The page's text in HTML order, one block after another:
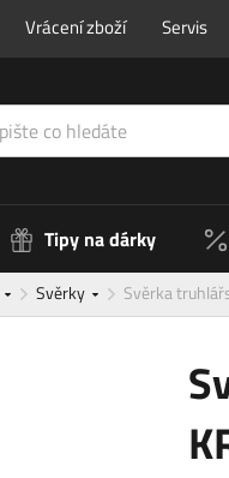
Vrácení zboží Servis
Tipy na dárky
Svěrky Svěrka